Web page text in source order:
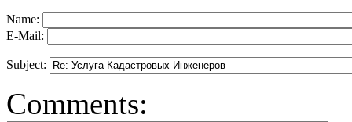
Name:
E-Mail:
Subject:
Comments: